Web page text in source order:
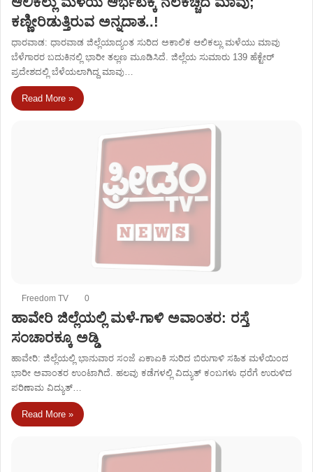
ಕಣ್ಣೀರಿಡುತ್ತಿರುವ ಅನ್ನದಾತ..!
ಧಾರವಾಡ: ಧಾರವಾಡ ಜಿಲ್ಲೆಯಾದ್ಯಂತ ಸುರಿದ ಅಕಾಲಿಕ ಆಲಿಕಲ್ಲು ಮಳೆಯು ಮಾವು
ಬೆಳೆಗಾರರ ಬದುಕಿನಲ್ಲಿ ಭಾರೀ ತಲ್ಲಣ ಮೂಡಿಸಿದೆ. ಜಿಲ್ಲೆಯ ಸುಮಾರು 139 ಹೆಕ್ಟೇರ್
ಪ್ರದೇಶದಲ್ಲಿ ಬೆಳೆಯಲಾಗಿದ್ದ ಮಾವು…
Read More »
Freedom TV 0
ಹಾವೇರಿ ಜಿಲ್ಲೆಯಲ್ಲಿ ಮಳೆ-ಗಾಳಿ ಅವಾಂತರ: ರಸ್ತೆ
ಸಂಚಾರಕ್ಕೂ ಅಡ್ಡಿ
ಹಾವೇರಿ: ಜಿಲ್ಲೆಯಲ್ಲಿ ಭಾನುವಾರ ಸಂಜೆ ಏಕಾಏಕಿ ಸುರಿದ ಬಿರುಗಾಳಿ ಸಹಿತ ಮಳೆಯಿಂದ
ಭಾರೀ ಅವಾಂತರ ಉಂಟಾಗಿದೆ. ಹಲವು ಕಡೆಗಳಲ್ಲಿ ವಿದ್ಯುತ್ ಕಂಬಗಳು ಧರೆಗೆ ಉರುಳಿದ
ಪರಿಣಾಮ ವಿದ್ಯುತ್…
Read More »